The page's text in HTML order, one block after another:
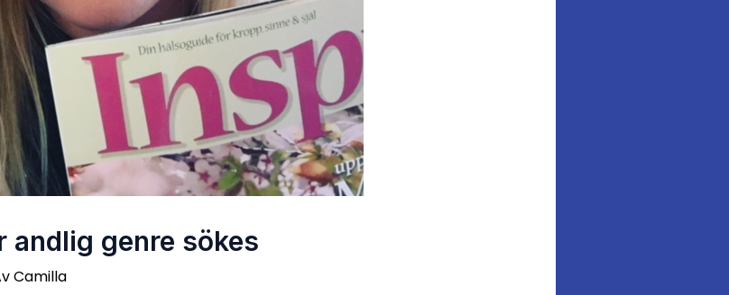
andlig genre sökes
Camilla